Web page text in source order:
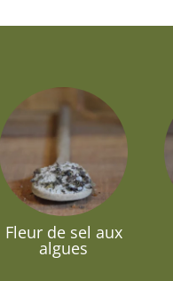
Fleur de sel aux
algues